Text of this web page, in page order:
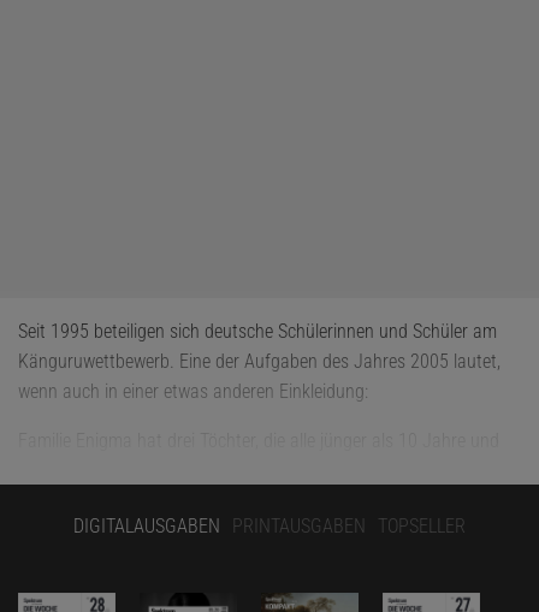
Seit 1995 beteiligen sich deutsche Schülerinnen und Schüler am
Känguruwettbewerb. Eine der Aufgaben des Jahres 2005 lautet,
wenn auch in einer etwas anderen Einkleidung:
dreistellige Zahlen bilden. Zählt man alle diese möglichen
drei Töchter?
DIGITALAUSGABEN PRINTAUSGABEN TOPSELLER